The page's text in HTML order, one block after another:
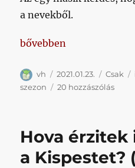
a nevekből.
„Amikor még be sem
bővebben
Szerző
vh Közzétéve
2021.01.23. Csak
szezon
20 hozzászólás
és
Hova
a Kispestet?